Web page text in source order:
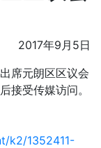
2017年9月5日
席元朗区区议会
接受传媒访问。
k2/1352411-